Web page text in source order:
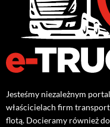
Jesteśmy niezależnym
właścicielach firm
flotą. Docieramy również